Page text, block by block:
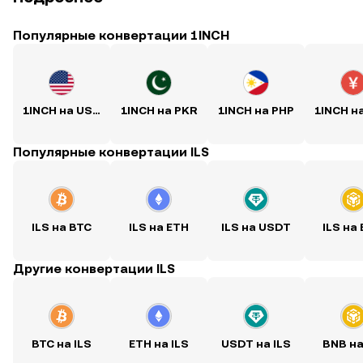
Популярные конвертации 1INCH
1INCH на USD 1INCH на PKR 1INCH на PHP 1INCH
Популярные конвертации ILS
ILS на BTC ILS на ETH ILS на USDT ILS на
Другие конвертации ILS
BTC на ILS ETH на ILS USDT на ILS BNB